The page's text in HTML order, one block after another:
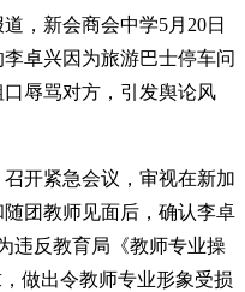
，新会商会中学5月20日
卓兴因为旅游巴士停车问
辱骂对方，引发舆论风
开紧急会议，审视在新加
团教师见面后，确认李卓
违反教育局《教师专业操
做出令教师专业形象受损